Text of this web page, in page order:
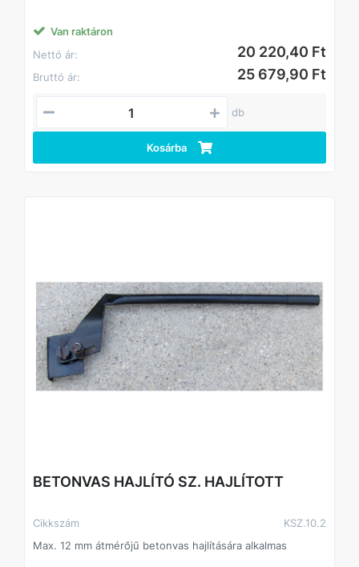
Van raktáron
Nettó ár:
20 220,40 Ft
Bruttó ár: 25 679,90 Ft
db
Kosárba
BETONVAS HAJLÍTÓ SZ. HAJLÍTOTT
Cikkszám
KSZ.10.2
Max. 12 mm átmérőjű betonvas hajlítására alkalmas